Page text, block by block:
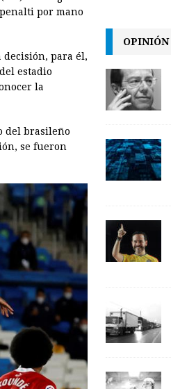
por mano
para él,
estadio
la
del brasileño
se fueron
OPINIÓN